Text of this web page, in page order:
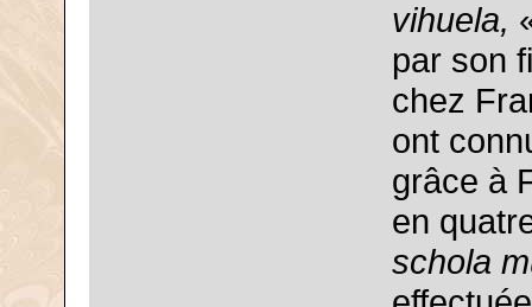
vihuela,
par son
chez
ont
grâce à
en
schola